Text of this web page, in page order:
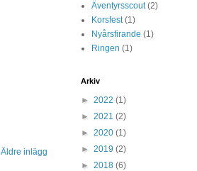
Äldre inlägg
Äventyrsscout (2)
Korsfest (1)
Nyårsfirande (1)
Ringen (1)
Arkiv
► 2022 (1)
► 2021 (2)
► 2020 (1)
► 2019 (2)
► 2018 (6)